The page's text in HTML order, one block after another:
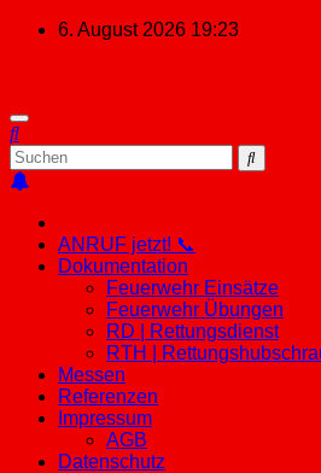
Zum
6. August 2026 19:23
ANRUF jetzt! 📞
Dokumentation
Feuerwehr Einsätze
Feuerwehr Übungen
RD | Rettungsdienst
RTH |
Messen
Referenzen
Impressum
AGB
Datenschutz